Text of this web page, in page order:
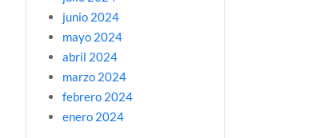
junio 2024
mayo 2024
abril 2024
marzo 2024
febrero 2024
enero 2024